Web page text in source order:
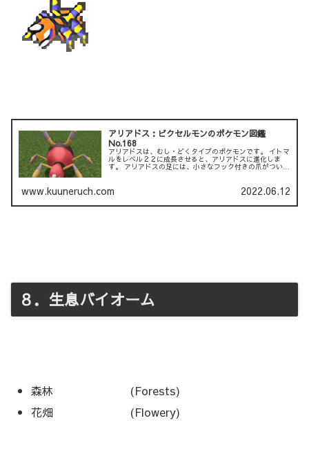
アリアドス：ピクセルモンのポケモン図鑑
No.168
アリアドスは、むし・どくタイプのポケモンです。 イトマ
ルをレベル２２に成長させると、アリアドスに進化しま
す。 アリアドスの足には、小さなフック付きの爪がついて
www.kuuneruch.com 2022.06.12
８．生息バイオーム
森林 (Forests)
花畑 (Flowery)